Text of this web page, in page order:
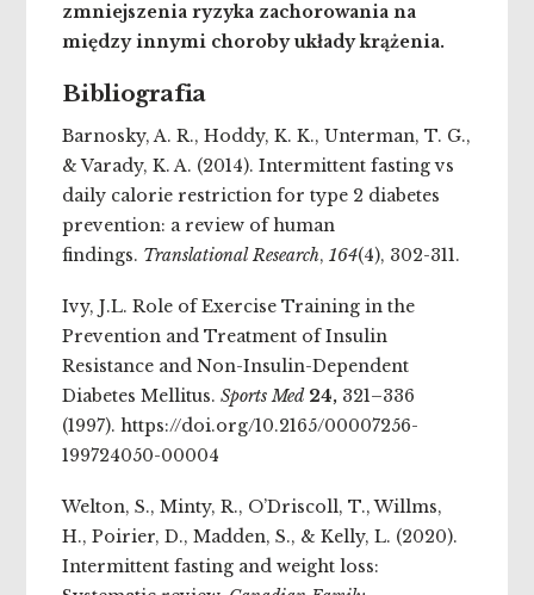
zmniejszenia ryzyka zachorowania na
między innymi choroby układy krążenia.
Bibliografia
Barnosky, A. R., Hoddy, K. K., Unterman, T. G.,
& Varady, K. A. (2014). Intermittent fasting vs
daily calorie restriction for type 2 diabetes
prevention: a review of human
findings. Translational Research,164(4), 302-311.
Ivy, J.L. Role of Exercise Training in the
Prevention and Treatment of Insulin
Resistance and Non-Insulin-Dependent
Diabetes Mellitus.Sports Med 24, 321–336
(1997). https://doi.org/10.2165/00007256-
199724050-00004
Welton, S., Minty, R., O’Driscoll, T., Willms,
H., Poirier, D., Madden, S., & Kelly, L. (2020).
Intermittent fasting and weight loss: